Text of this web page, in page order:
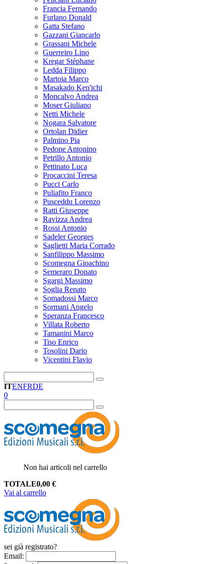
Francia Fernando
Furlano Donald
Gatta Stefano
Gazzani Giancarlo
Grassani Michele
Guerreiro Lino
Kregar Stéphane
Ledda Filippo
Martoia Marco
Masakado Ken'ichi
Moncalvo Andrea
Moser Giuliano
Netti Michele
Nogara Salvatore
Ortolan Didier
Palmino Pia
Pedone Antonino
Petrillo Antonio
Pettinato Luca
Procaccini Teresa
Pucci Carlo
Puliafito Franco
Pusceddu Lorenzo
Ratti Giuseppe
Ravizza Andrea
Rossi Antonio
Sadeler Georges
Saglietti Maria Corrado
Sanfilippo Massimo
Scomegna Gioachino
Semeraro Donato
Sgargi Massimo
Soglia Renato
Somadossi Marco
Sormani Angelo
Speranza Francesco
Villata Roberto
Tamanini Marco
Tiso Enrico
Tosolini Dario
Vicentini Flavio
ITENFRDE
0
Non hai articoli nel carrello
TOTALE0,00 €
Vai al carrello
sei già registrato?
Email: